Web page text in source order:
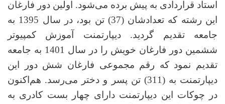
استاد قراردادی به پیش برده می‌شود. اولین دور فارغان
این رشته که تعدادشان (37) تن بود، در سال 1395 به
جامعه تقدیم گردید. دیپارتمنت آموزش کمپیوتر
ششمین دور فارغان خویش را در سال 1401 به جامعه
تقدیم نمود که رقم مجموعی فارغان شش دور این
دیپارتمنت به (311) تن پسر و دختر می‌رسد. هم‌اکنون
در چوکات این دیپارتمنت دارای چهار بست کادری به